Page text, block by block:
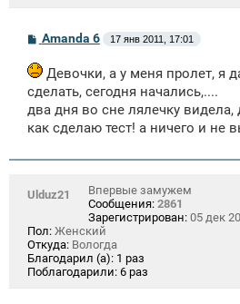
С
о
б
щ
е
н
и
Amanda 6 17 янв 2011, 17:01
Девочки, а у меня пролет, я
сделать, сегодня начались,....
два дня во сне лялечку видела,
как сделаю тест! а ничего и не
Ulduz21
Впервые замужем
Сообщения: 2861
Зарегистрирован: 05 дек
Пол: Женский
Откуда: Вологда
Благодарил (а): 1 раз
Поблагодарили: 6 раз